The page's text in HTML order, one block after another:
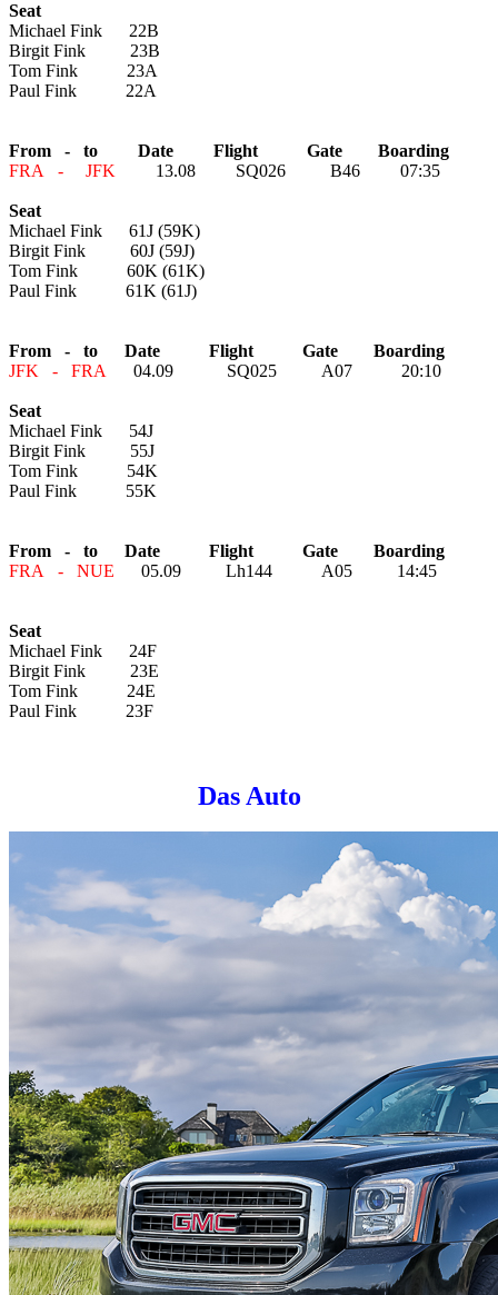
Seat
Michael Fink 22B
Birgit Fink 23B
Tom Fink 23A
Paul Fink 22A
From - to Date Flight Gate Boarding
FRA - JFK
13.08 SQ026 B46 07:35
Seat
Michael Fink 61J (59K)
Birgit Fink 60J (59J)
Tom Fink 60K (61K)
Paul Fink 61K (61J)
From - to Date Flight Gate Boarding
JFK - FRA
04.09 SQ025 A07 20:10
Seat
Michael Fink 54J
Birgit Fink 55J
Tom Fink 54K
Paul Fink 55K
From - to Date Flight Gate Boarding
FRA - NUE 05.09 Lh144 A05 14:45
Seat
Michael Fink 24F
Birgit Fink 23E
Tom Fink 24E
Paul Fink 23F
Das Auto